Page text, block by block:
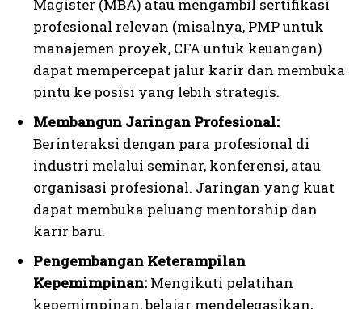
I WANT IN
I've read and accept the Privacy Policy
Magister (MBA) atau mengambil sertifikasi
profesional relevan (misalnya, PMP untuk
manajemen proyek, CFA untuk keuangan)
dapat mempercepat jalur karir dan membuka
pintu ke posisi yang lebih strategis.
Membangun Jaringan Profesional:
Berinteraksi dengan para profesional di
industri melalui seminar, konferensi, atau
organisasi profesional. Jaringan yang kuat
dapat membuka peluang mentorship dan
karir baru.
Pengembangan Keterampilan
Kepemimpinan: Mengikuti pelatihan
kepemimpinan, belajar mendelegasikan,